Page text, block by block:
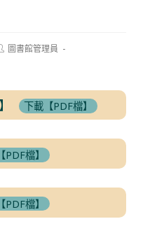
圖書館管理員
下載【PDF檔】
PDF檔】
PDF檔】